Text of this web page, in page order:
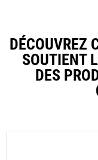
DÉCOUVREZ
SOUTIENT
DES